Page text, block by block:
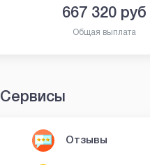
667 320 руб
Общая выплата
Сервисы
Отзывы